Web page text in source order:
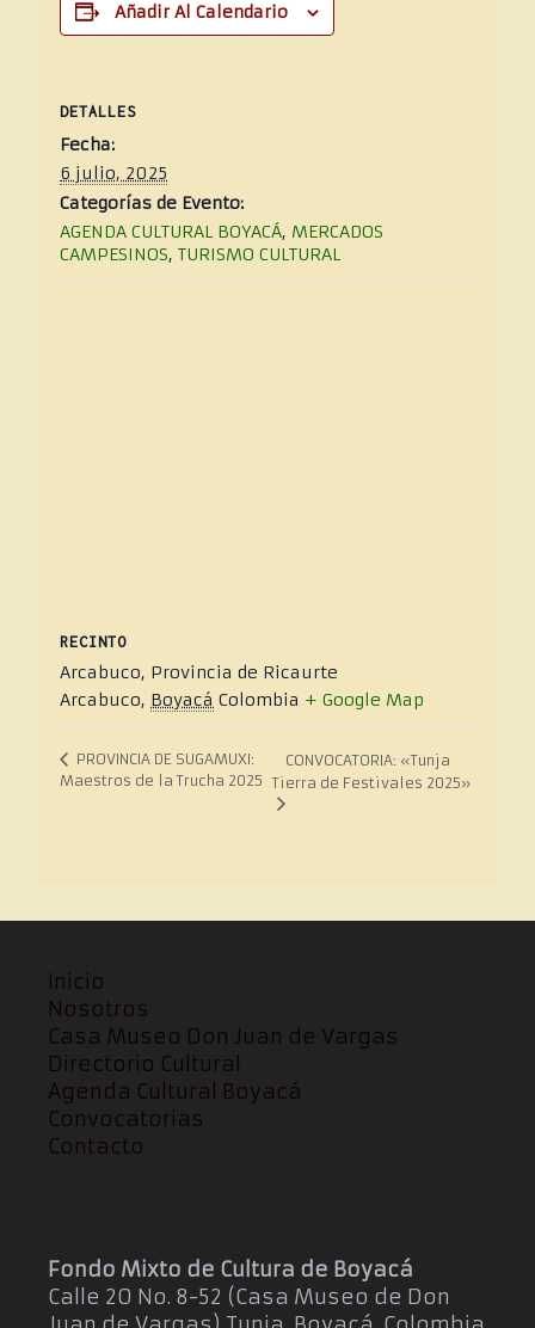
Añadir Al Calendario
DETALLES
Fecha:
6 julio, 2025
Categorías de Evento:
AGENDA CULTURAL BOYACÁ, MERCADOS
CAMPESINOS, TURISMO CULTURAL
RECINTO
Arcabuco, Provincia de Ricaurte
Arcabuco, Boyacá Colombia + Google Map
PROVINCIA DE SUGAMUXI:
Maestros de la Trucha 2025
CONVOCATORIA: «Tunja
Tierra de Festivales 2025»
Inicio
Nosotros
Casa Museo Don Juan de Vargas
Directorio Cultural
Agenda Cultural Boyacá
Convocatorias
Contacto
Fondo Mixto de Cultura de Boyacá
Calle 20 No. 8-52 (Casa Museo de Don